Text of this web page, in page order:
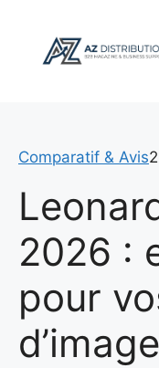
contenu
Comparatif & Avis
2026 :
pour